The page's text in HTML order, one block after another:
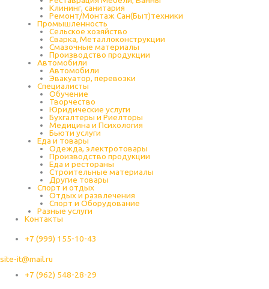
Клининг, санитария
Ремонт/Монтаж Сан(Быт)техники
Промышленность
Cельское хозяйство
Сварка, Металлоконструкции
Cмазочные материалы
Производство продукции
Автомобили
Автомобили
Эвакуатор, перевозки
Специалисты
Обучение
Творчество
Юридические услуги
Бухгалтеры и Риелторы
Медицина и Психология
Бьюти услуги
Еда и товары
Одежда, электротовары
Производство продукции
Еда и рестораны
Строительные материалы
Другие товары
Спорт и отдых
Отдых и развлечения
Спорт и Оборудование
Разные услуги
Контакты
+7 (999) 155-10-43
site-it@mail.ru
+7 (962) 548-28-29